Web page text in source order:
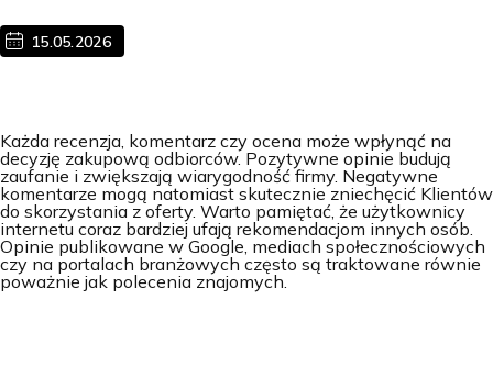
15.05.2026
Każda recenzja, komentarz czy ocena może wpłynąć na
decyzję zakupową odbiorców. Pozytywne opinie budują
zaufanie i zwiększają wiarygodność firmy. Negatywne
komentarze mogą natomiast skutecznie zniechęcić Klientów
do skorzystania z oferty. Warto pamiętać, że użytkownicy
internetu coraz bardziej ufają rekomendacjom innych osób.
Opinie publikowane w Google, mediach społecznościowych
czy na portalach branżowych często są traktowane równie
poważnie jak polecenia znajomych.